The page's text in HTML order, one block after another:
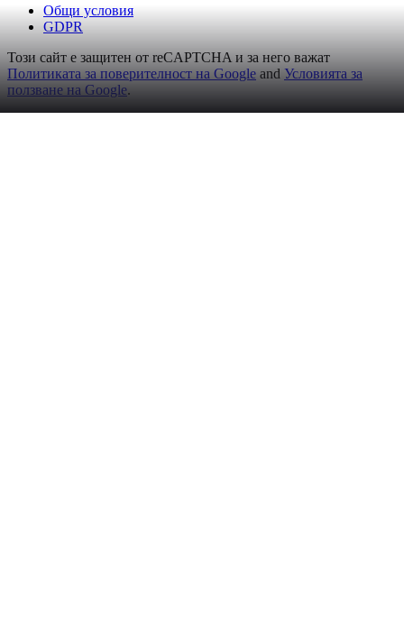
Общи условия
GDPR
Този сайт е защитен от reCAPTCHA и за него важат
Политиката за поверителност на Google and Условията за
ползване на Google.